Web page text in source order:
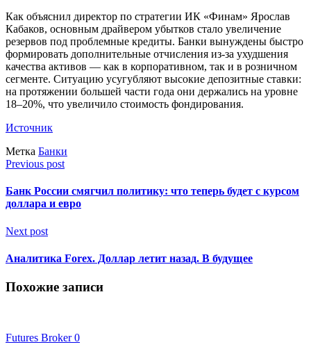
Как объяснил директор по стратегии ИК «Финам» Ярослав
Кабаков, основным драйвером убытков стало увеличение
резервов под проблемные кредиты. Банки вынуждены быстро
формировать дополнительные отчисления из-за ухудшения
качества активов — как в корпоративном, так и в розничном
сегменте. Ситуацию усугубляют высокие депозитные ставки:
на протяжении большей части года они держались на уровне
18–20%, что увеличило стоимость фондирования.
Источник
Метка Банки
Previous post
Банк России смягчил политику: что теперь будет с курсом
доллара и евро
Next post
Аналитика Forex. Доллар летит назад. В будущее
Похожие записи
Futures Broker0